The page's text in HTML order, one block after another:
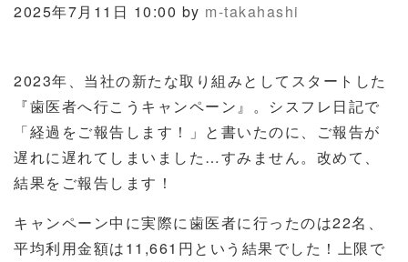
2025年7月11日 10:00 by m-takahashi
2023年、当社の新たな取り組みとしてスタートした
『歯医者へ行こうキャンペーン』。シスフレ日記で
「経過をご報告します！」と書いたのに、ご報告が
遅れに遅れてしまいました…すみません。改めて、
結果をご報告します！
キャンペーン中に実際に歯医者に行ったのは22名、
平均利用金額は11,661 円という結果でした！上限で